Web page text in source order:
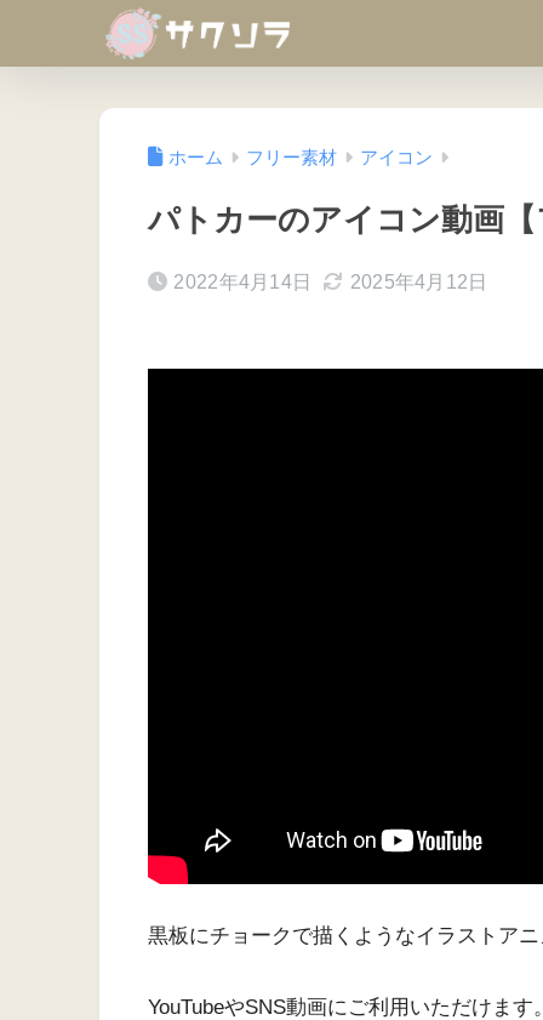
ホーム フリー素材 アイコン
パトカーのアイコン動画
2022年4月14日 2025年4月12日
黒板にチョークで描くようなイラストア
YouTubeやSNS動画にご利用いただけます